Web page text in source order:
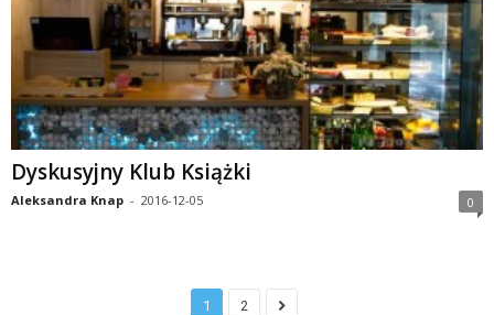
Dyskusyjny Klub Książki
Aleksandra Knap - 2016-12-05 0
1 2